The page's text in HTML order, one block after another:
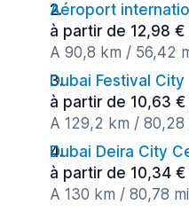
Aéroport
à partir de 12,98 €
A 90,8 km / 56,42
Dubai Festival City
à partir de 10,63
A 129,2 km / 80,28
Dubai Deira City
à partir de 10,34
A 130 km / 80,78